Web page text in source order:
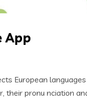
App
European
their pronu nciation